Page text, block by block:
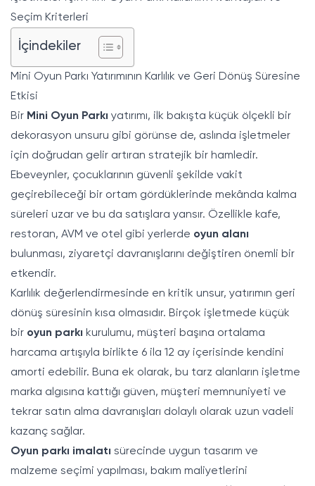
Seçim Kriterleri
İçindekiler
Mini Oyun Parkı Yatırımının Karlılık ve Geri Dönüş Süresine
Etkisi
Bir Mini Oyun Parkı yatırımı, ilk bakışta küçük ölçekli bir
dekorasyon unsuru gibi görünse de, aslında işletmeler
için doğrudan gelir artıran stratejik bir hamledir.
Ebeveynler, çocuklarının güvenli şekilde vakit
geçirebileceği bir ortam gördüklerinde mekânda kalma
süreleri uzar ve bu da satışlara yansır. Özellikle kafe,
restoran, AVM ve otel gibi yerlerde oyun alanı
bulunması, ziyaretçi davranışlarını değiştiren önemli bir
etkendir.
Karlılık değerlendirmesinde en kritik unsur, yatırımın geri
dönüş süresinin kısa olmasıdır. Birçok işletmede küçük
bir oyun parkı kurulumu, müşteri başına ortalama
harcama artışıyla birlikte 6 ila 12 ay içerisinde kendini
amorti edebilir. Buna ek olarak, bu tarz alanların işletme
marka algısına kattığı güven, müşteri memnuniyeti ve
tekrar satın alma davranışları dolaylı olarak uzun vadeli
kazanç sağlar.
Oyun parkı imalatı sürecinde uygun tasarım ve
malzeme seçimi yapılması, bakım maliyetlerini